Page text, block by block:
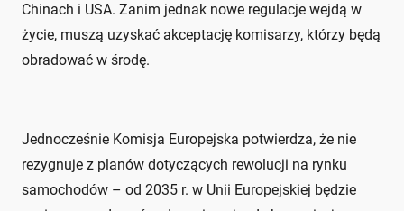
Chinach i USA. Zanim jednak nowe regulacje wejdą w
życie, muszą uzyskać akceptację komisarzy, którzy będą
obradować w środę.
Jednocześnie Komisja Europejska potwierdza, że nie
rezygnuje z planów dotyczących rewolucji na rynku
samochodów – od 2035 r. w Unii Europejskiej będzie